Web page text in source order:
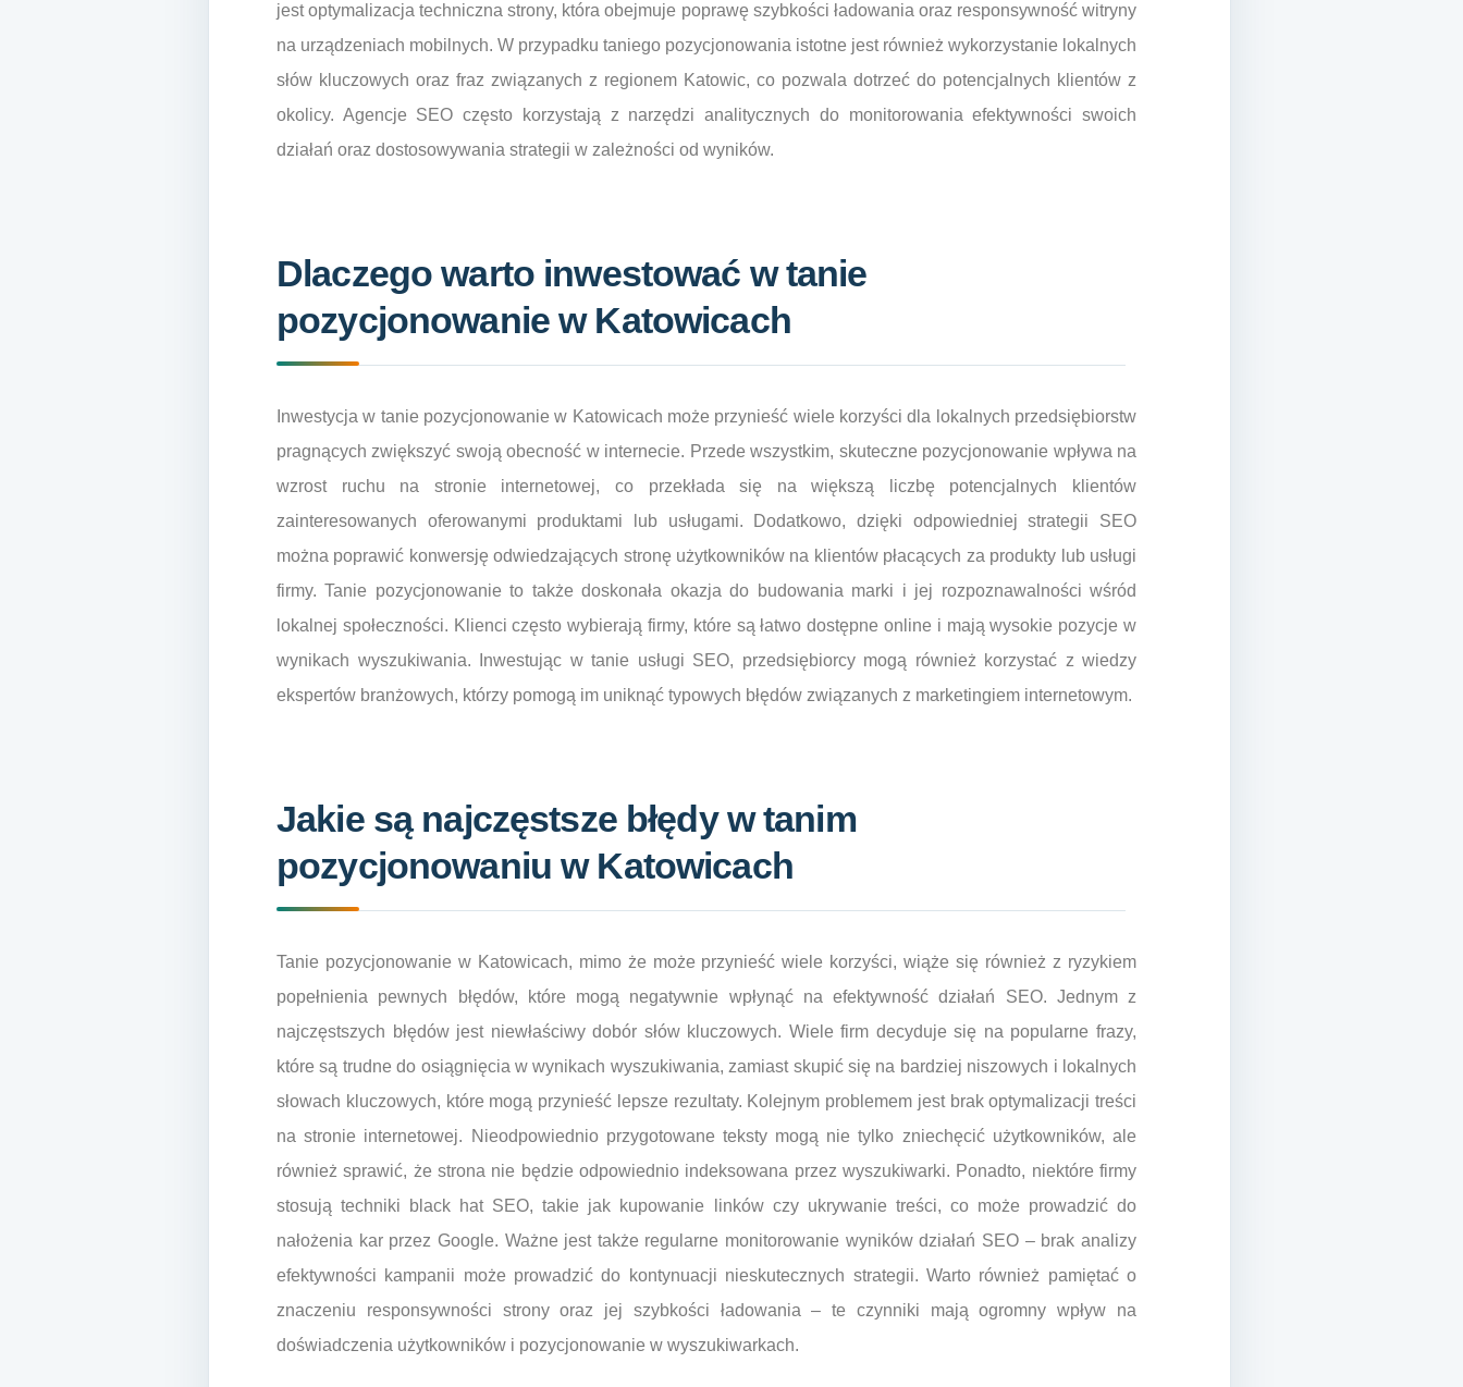
jest optymalizacja techniczna strony, która obejmuje poprawę szybkości ładowania oraz responsywność witryny
na urządzeniach mobilnych. W przypadku taniego pozycjonowania istotne jest również wykorzystanie lokalnych
słów kluczowych oraz fraz związanych z regionem Katowic, co pozwala dotrzeć do potencjalnych klientów z
okolicy. Agencje SEO często korzystają z narzędzi analitycznych do monitorowania efektywności swoich
działań oraz dostosowywania strategii w zależności od wyników.
Dlaczego warto inwestować w tanie
pozycjonowanie w Katowicach
Inwestycja w tanie pozycjonowanie w Katowicach może przynieść wiele korzyści dla lokalnych przedsiębiorstw
pragnących zwiększyć swoją obecność w internecie. Przede wszystkim, skuteczne pozycjonowanie wpływa na
wzrost ruchu na stronie internetowej, co przekłada się na większą liczbę potencjalnych klientów
zainteresowanych oferowanymi produktami lub usługami. Dodatkowo, dzięki odpowiedniej strategii SEO
można poprawić konwersję odwiedzających stronę użytkowników na klientów płacących za produkty lub usługi
firmy. Tanie pozycjonowanie to także doskonała okazja do budowania marki i jej rozpoznawalności wśród
lokalnej społeczności. Klienci często wybierają firmy, które są łatwo dostępne online i mają wysokie pozycje w
wynikach wyszukiwania. Inwestując w tanie usługi SEO, przedsiębiorcy mogą również korzystać z wiedzy
ekspertów branżowych, którzy pomogą im uniknąć typowych błędów związanych z marketingiem internetowym.
Jakie są najczęstsze błędy w tanim
pozycjonowaniu w Katowicach
Tanie pozycjonowanie w Katowicach, mimo że może przynieść wiele korzyści, wiąże się również z ryzykiem
popełnienia pewnych błędów, które mogą negatywnie wpłynąć na efektywność działań SEO. Jednym z
najczęstszych błędów jest niewłaściwy dobór słów kluczowych. Wiele firm decyduje się na popularne frazy,
które są trudne do osiągnięcia w wynikach wyszukiwania, zamiast skupić się na bardziej niszowych i lokalnych
słowach kluczowych, które mogą przynieść lepsze rezultaty. Kolejnym problemem jest brak optymalizacji treści
na stronie internetowej. Nieodpowiednio przygotowane teksty mogą nie tylko zniechęcić użytkowników, ale
również sprawić, że strona nie będzie odpowiednio indeksowana przez wyszukiwarki. Ponadto, niektóre firmy
stosują techniki black hat SEO, takie jak kupowanie linków czy ukrywanie treści, co może prowadzić do
nałożenia kar przez Google. Ważne jest także regularne monitorowanie wyników działań SEO – brak analizy
efektywności kampanii może prowadzić do kontynuacji nieskutecznych strategii. Warto również pamiętać o
znaczeniu responsywności strony oraz jej szybkości ładowania – te czynniki mają ogromny wpływ na
doświadczenia użytkowników i pozycjonowanie w wyszukiwarkach.